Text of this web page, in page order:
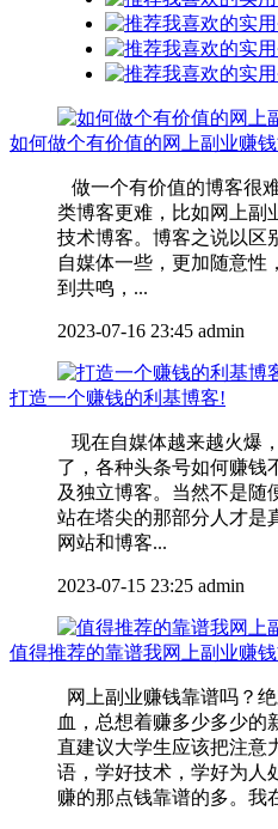
如何做个有价值的网上副业赚钱
做一个有价值的博客很
类博客更难，比如网上副
技术博客。博客之说以区
自媒体一些，更加随意性
到共鸣，...
2023-07-16 23:45 admin
打造一个赚钱的利基博客!
现在自媒体越来越火爆
了，各种头条号如何赚钱
及独立博客。当然不是随
站在塔尖的那部分人才是
网站和博客...
2023-07-15 23:25 admin
值得推荐的靠谱我网上副业赚
网上副业赚钱靠谱吗？
血，总想着赚多少多少的
直建议大学生应该把注意
语，学好技术，学好为人
赚的那点钱靠谱的多。我